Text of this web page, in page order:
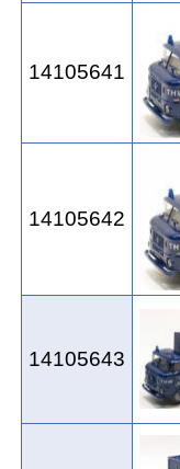
14105641
14105642
14105643